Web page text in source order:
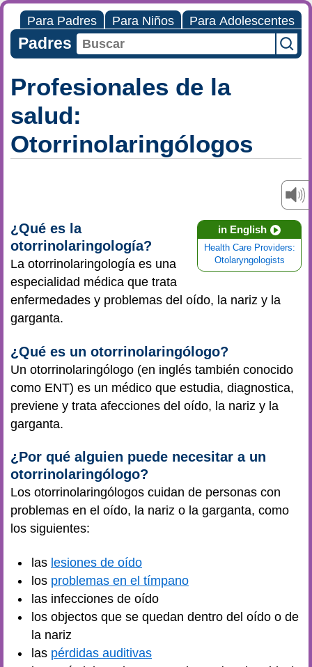
Para Padres Para Niños Para Adolescentes
Padres
Profesionales de la
salud:
Otorrinolaringólogos
in English
Health Care Providers:
Otolaryngologists
¿Qué es la
otorrinolaringología?
La otorrinolaringología es una
especialidad médica que trata
enfermedades y problemas del oído, la nariz y la
garganta.
¿Qué es un otorrinolaringólogo?
Un otorrinolaringólogo (en inglés también conocido
como ENT) es un médico que estudia, diagnostica,
previene y trata afecciones del oído, la nariz y la
garganta.
¿Por qué alguien puede necesitar a un
otorrinolaringólogo?
Los otorrinolaringólogos cuidan de personas con
problemas en el oído, la nariz o la garganta, como
los siguientes:
las lesiones de oído
los problemas en el tímpano
las infecciones de oído
los objectos que se quedan dentro del oído o de
la nariz
las pérdidas auditivas